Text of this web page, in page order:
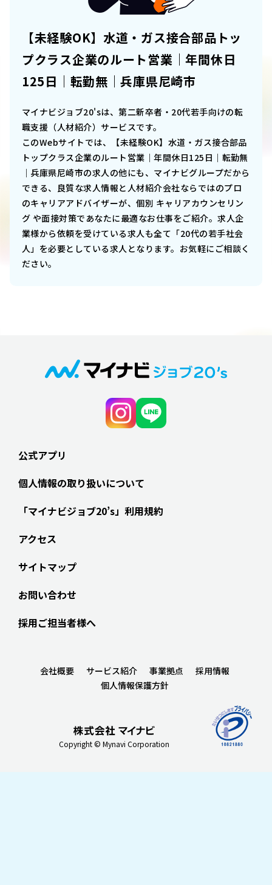
【未経験OK】水道・ガス接合部品トッ
プクラス企業のルート営業｜年間休日
125日｜転勤無｜兵庫県尼崎市
マイナビジョブ20'sは、第二新卒者・20代若手向けの転
職支援（人材紹介）サービスです。
このWebサイトでは、
【未経験OK】水道・ガス接合部品
トップクラス企業のルート営業｜年間休日125日｜転勤無
｜兵庫県尼崎市の求人の他にも、マイナビグループだから
できる、良質な求人情報と人材紹介会社ならではのプロ
のキャリアアドバイザーが、個別 キャリアカウンセリン
グ や面接対策であなたに最適なお仕事をご紹介。求人企
業様から依頼を受けている求人も全て「20代の若手社会
人」を必要としている求人となります。お気軽にご相談く
ださい。
公式アプリ
個人情報の取り扱いについて
「マイナビジョブ20’s」利用規約
アクセス
サイトマップ
お問い合わせ
採用ご担当者様へ
Copyright © Mynavi Corporation
会社概要 サービス紹介 事業拠点
採用情報
個人情報保護方針